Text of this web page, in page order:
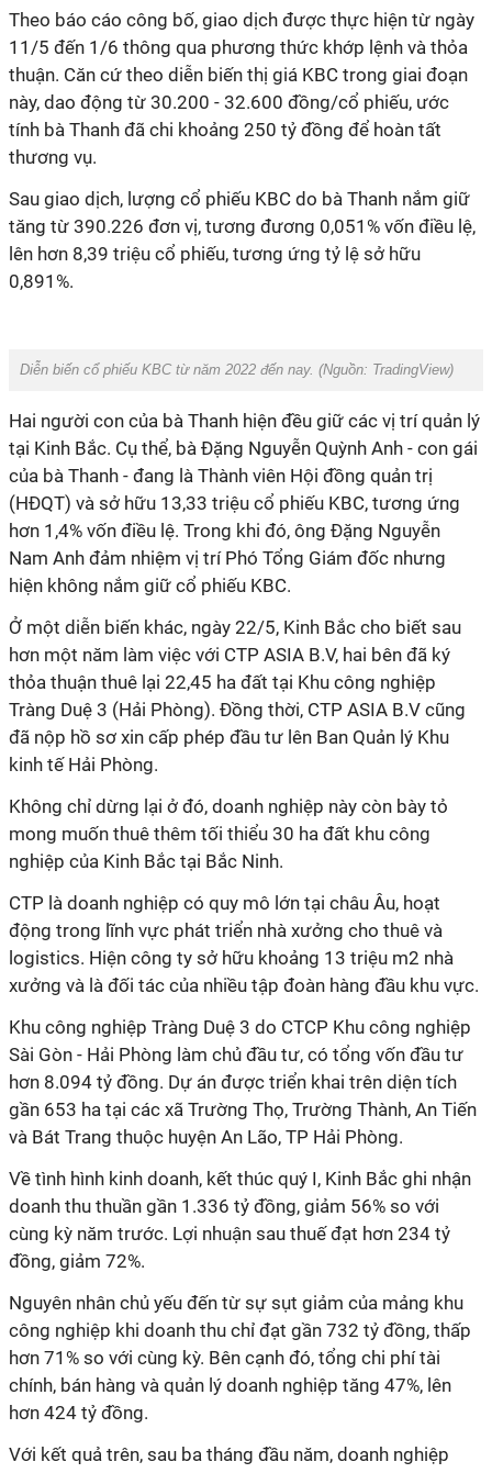
Theo báo cáo công bố, giao dịch được thực hiện từ ngày
11/5 đến 1/6 thông qua phương thức khớp lệnh và thỏa
thuận. Căn cứ theo diễn biến thị giá KBC trong giai đoạn
này, dao động từ 30.200 - 32.600 đồng/cổ phiếu, ước
tính bà Thanh đã chi khoảng 250 tỷ đồng để hoàn tất
thương vụ.
Sau giao dịch, lượng cổ phiếu KBC do bà Thanh nắm giữ
tăng từ 390.226 đơn vị, tương đương 0,051% vốn điều lệ,
lên hơn 8,39 triệu cổ phiếu, tương ứng tỷ lệ sở hữu
0,891%.
Diễn biến cổ phiếu KBC từ năm 2022 đến nay. (Nguồn: TradingView)
Hai người con của bà Thanh hiện đều giữ các vị trí quản lý
tại Kinh Bắc. Cụ thể, bà Đặng Nguyễn Quỳnh Anh - con gái
của bà Thanh - đang là Thành viên Hội đồng quản trị
(HĐQT) và sở hữu 13,33 triệu cổ phiếu KBC, tương ứng
hơn 1,4% vốn điều lệ. Trong khi đó, ông Đặng Nguyễn
Nam Anh đảm nhiệm vị trí Phó Tổng Giám đốc nhưng
hiện không nắm giữ cổ phiếu KBC.
Ở một diễn biến khác, ngày 22/5, Kinh Bắc cho biết sau
hơn một năm làm việc với CTP ASIA B.V, hai bên đã ký
thỏa thuận thuê lại 22,45 ha đất tại Khu công nghiệp
Tràng Duệ 3 (Hải Phòng). Đồng thời, CTP ASIA B.V cũng
đã nộp hồ sơ xin cấp phép đầu tư lên Ban Quản lý Khu
kinh tế Hải Phòng.
Không chỉ dừng lại ở đó, doanh nghiệp này còn bày tỏ
mong muốn thuê thêm tối thiểu 30 ha đất khu công
nghiệp của Kinh Bắc tại Bắc Ninh.
CTP là doanh nghiệp có quy mô lớn tại châu Âu, hoạt
động trong lĩnh vực phát triển nhà xưởng cho thuê và
logistics. Hiện công ty sở hữu khoảng 13 triệu m2 nhà
xưởng và là đối tác của nhiều tập đoàn hàng đầu khu vực.
Khu công nghiệp Tràng Duệ 3 do CTCP Khu công nghiệp
Sài Gòn - Hải Phòng làm chủ đầu tư, có tổng vốn đầu tư
hơn 8.094 tỷ đồng. Dự án được triển khai trên diện tích
gần 653 ha tại các xã Trường Thọ, Trường Thành, An Tiến
và Bát Trang thuộc huyện An Lão, TP Hải Phòng.
Về tình hình kinh doanh, kết thúc quý I, Kinh Bắc ghi nhận
doanh thu thuần gần 1.336 tỷ đồng, giảm 56% so với
cùng kỳ năm trước. Lợi nhuận sau thuế đạt hơn 234 tỷ
đồng, giảm 72%.
Nguyên nhân chủ yếu đến từ sự sụt giảm của mảng khu
công nghiệp khi doanh thu chỉ đạt gần 732 tỷ đồng, thấp
hơn 71% so với cùng kỳ. Bên cạnh đó, tổng chi phí tài
chính, bán hàng và quản lý doanh nghiệp tăng 47%, lên
hơn 424 tỷ đồng.
Với kết quả trên, sau ba tháng đầu năm, doanh nghiệp